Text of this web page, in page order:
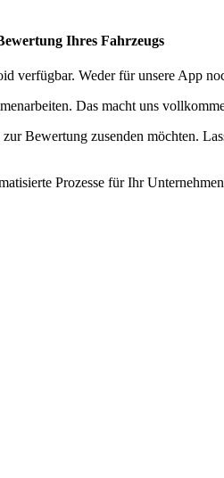
Ihres Fahrzeugs
verfügbar. Weder für unsere App
Das macht uns
Bewertung zusenden möchten.
Prozesse für Ihr